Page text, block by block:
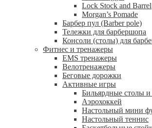
Lock Stock and Barrel
Morgan’s Pomade
Барбер пул (Barber pole)
Тележки для барбершопа
Консоли (столы) для
Фитнес и тренажеры
EMS тренажеры
Велотренажеры
Беговые дорожки
Активные игры
Бильярдные столы и
Аэрохоккей
Настольный мини
Настольный теннис